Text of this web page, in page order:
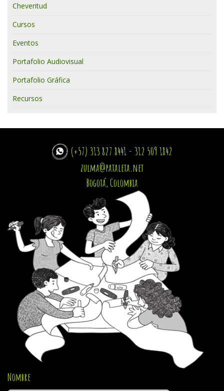
Cheveritud
Cursos
Eventos
Portafolio Audiovisual
Portafolio Gráfica
Recursos
(+57) 313 827 8441 - 312 509 1842
zulma@pataleta.net
Bogotá, Colombia
Nombre